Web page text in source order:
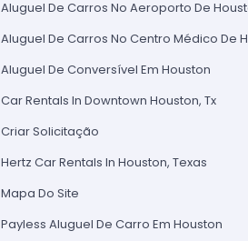
Aluguel De Carros No Aeroporto De
Aluguel De Carros No Centro Médico De
Aluguel De Conversível Em Houston
Car Rentals In Downtown Houston, Tx
Criar Solicitação
Hertz Car Rentals In Houston, Texas
Mapa Do Site
Payless Aluguel De Carro Em Houston